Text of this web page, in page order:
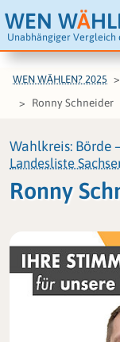
WEN WÄ
Unabhängiger Vergleich
WEN WÄHLEN? 2025
Ronny Schneider
Wahlkreis: Börde
Landesliste
Ronny